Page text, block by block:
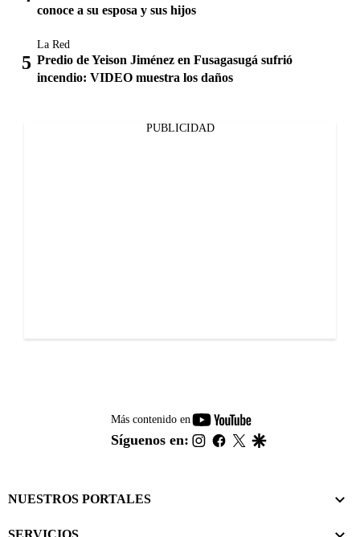
conoce a su esposa y sus hijos
La Red
Predio de Yeison Jiménez en Fusagasugá sufrió
incendio: VIDEO muestra los daños
PUBLICIDAD
Más contenido en
youtube-
footer
Síguenos en: instagram
facebook
twitter
NUESTROS PORTALES
SERVICIOS